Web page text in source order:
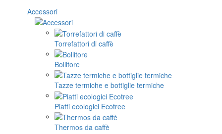
Accessori
Torrefattori di caffè
Bollitore
Tazze termiche e bottiglie termiche
Piatti ecologici Ecotree
Thermos da caffè